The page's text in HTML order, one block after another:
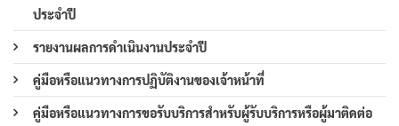
ประจำปี
รายงานผลการดำเนินงานประจำปี
คู่มือหรือแนวทางการปฏิบัติงานของเจ้าหน้าที่
คู่มือหรือแนวทางการขอรับบริการสำหรับผู้รับบริการหรือผู้มาติดต่อ